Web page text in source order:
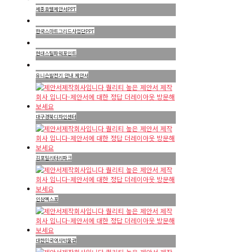
세종호텔제안서PPT
한국스마트그리드사업단PPT
현대스틸파워포인트
유니슨발전기 안내 제안서
대구경북디자인센터
김포밀리터리파크
인삼엑스포
대한민국역사박물관